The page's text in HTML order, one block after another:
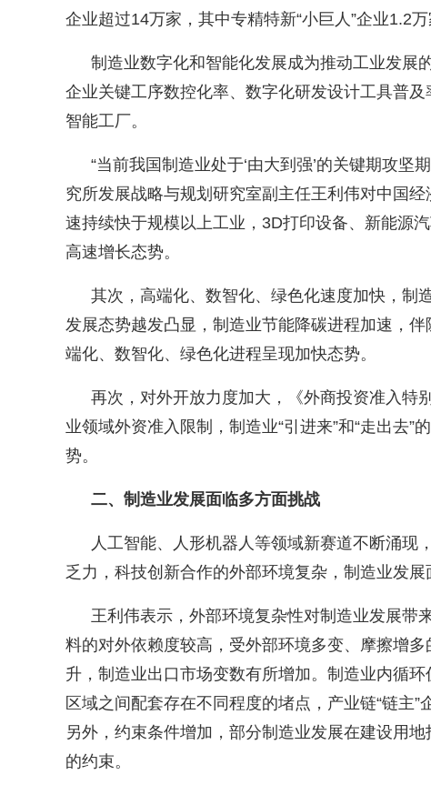
企业超过14万家，其中专精特新“小巨人”企业1.2
制造业数字化和智能化发展成为推动工业发展
企业关键工序数控化率、数字化研发设计工具普及
智能工厂。
“当前我国制造业处于‘由大到强’的关键期攻坚
究所发展战略与规划研究室副主任王利伟对中国
速持续快于规模以上工业， 3D打印设备、新能源
高速增长态势。
其次，高端化、数智化、绿色化速度加快，制
发展态势越发凸显，制造业节能降碳进程加速，伴
端化、数智化、绿色化进程呈现加快态势。
再次，对外开放力度加大，《外商投资准入特
业领域外资准入限制，制造业“引进来”和“走出去”
势。
二、制造业发展面临多方面挑战
人工智能、人形机器人等领域新赛道不断涌现
乏力，科技创新合作的外部环境复杂，制造业发展
王利伟表示，外部环境复杂性对制造业发展带
料的对外依赖度较高，受外部环境多变、摩擦增
升，制造业出口市场变数有所增加。制造业内循
区域之间配套存在不同程度的堵点，产业链“链主”
另外，约束条件增加，部分制造业发展在建设用
的约束。